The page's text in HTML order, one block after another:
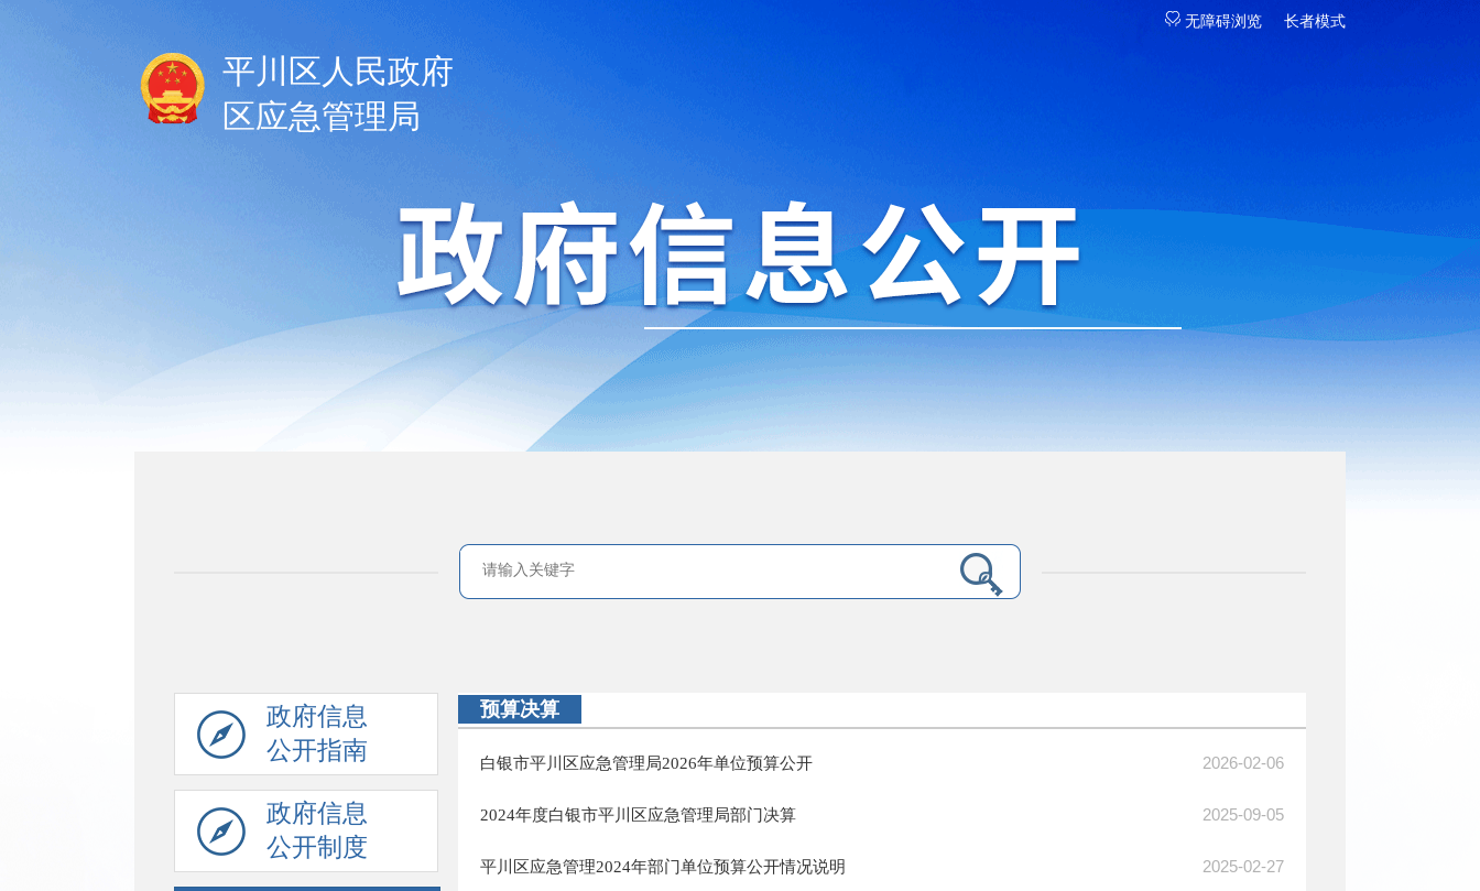
无障碍浏览 长者模式
平川区人民政府
区应急管理局
政府信息
公开指南
政府信息
公开制度
预算决算
白银市平川区应急管理局2026年单位预算公开 2026-02-06
2024年度白银市平川区应急管理局部门决算 2025-09-05
平川区应急管理2024年部门单位预算公开情况说明 2025-02-27